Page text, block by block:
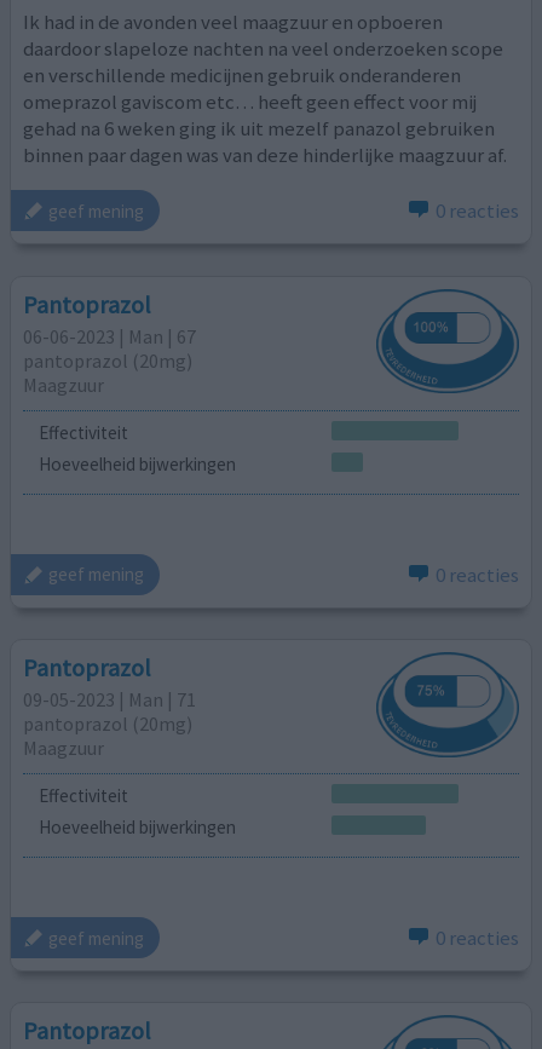
Ik had in de avonden veel maagzuur en opboeren
daardoor slapeloze nachten na veel onderzoeken scope
en verschillende medicijnen gebruik onderanderen
omeprazol gaviscom etc… heeft geen effect voor mij
gehad na 6 weken ging ik uit mezelf panazol gebruiken
binnen paar dagen was van deze hinderlijke maagzuur af.
geef mening 0 reacties
Pantoprazol
06-06-2023 | Man | 67
pantoprazol (20mg)
Maagzuur
Effectiviteit
Hoeveelheid bijwerkingen
geef mening 0 reacties
Pantoprazol
09-05-2023 | Man | 71
pantoprazol (20mg)
Maagzuur
Effectiviteit
Hoeveelheid bijwerkingen
geef mening 0 reacties
Pantoprazol